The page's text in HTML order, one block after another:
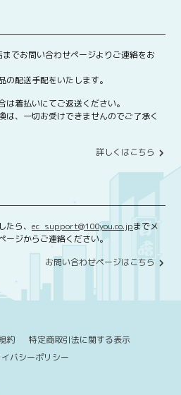
でお問い合わせページよりご連絡をお
配送手配をいたします。
着払いにてご返送ください。
は、一切お受けできませんのでご了承く
詳しくはこちら
ら、 ec_support@100you.co.jpまでメ
ジからご連絡ください。
お問い合わせページはこちら
約
特定商取引法に関する表示
バシーポリシー